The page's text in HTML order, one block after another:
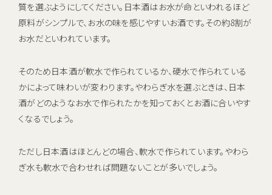
質を選ぶようにしてください。日本酒はお水が命といわれるほど
原料がシンプルで、お水の味を感じやすいお酒です。その約8割が
お水だといわれています。
そのため日本酒が軟水で作られているか、硬水で作られている
かによって味わいが変わります。やわらぎ水を選ぶときは、日本
酒がどのようなお水で作られたかを知っておくとお酒に合いやす
くなるでしょう。
ただし日本酒はほとんどの場合、軟水で作られています。やわら
ぎ水も軟水で合わせれば問題ないことが多いでしょう。